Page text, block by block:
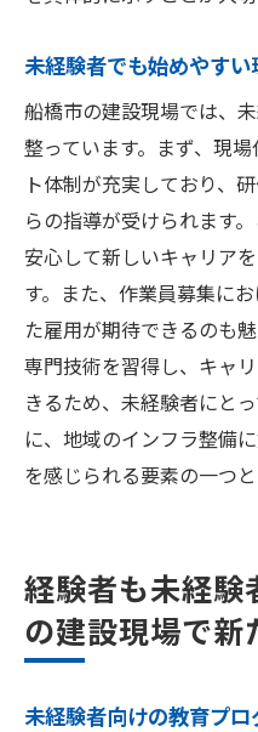
未経験者でも始めやすい
船橋市の建設現場では、
整っています。まず、現
ト体制が充実しており、
らの指導が受けられます
安心して新しいキャリア
す。また、作業員募集に
た雇用が期待できるのも
専門技術を習得し、キャ
きるため、未経験者にと
に、地域のインフラ整備
を感じられる要素の一つと
経験者も未経験
の建設現場で新
未経験者向けの教育プロ